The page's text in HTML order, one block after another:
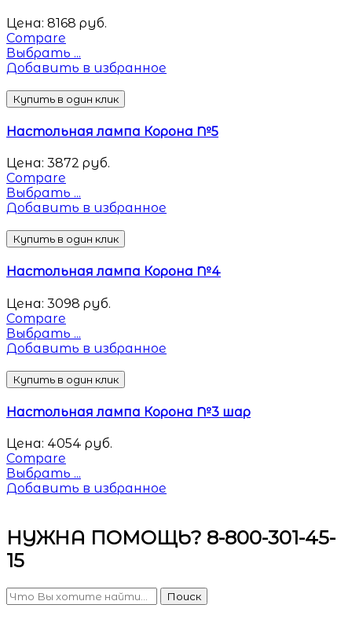
Цена: 8168 руб.
Compare
Выбрать ...
Добавить в избранное
Купить в один клик
Настольная лампа Корона №5
Цена: 3872 руб.
Compare
Выбрать ...
Добавить в избранное
Купить в один клик
Настольная лампа Корона №4
Цена: 3098 руб.
Compare
Выбрать ...
Добавить в избранное
Купить в один клик
Настольная лампа Корона №3 шар
Цена: 4054 руб.
Compare
Выбрать ...
Добавить в избранное
НУЖНА ПОМОЩЬ? 8-800-301-45-
15
Поиск